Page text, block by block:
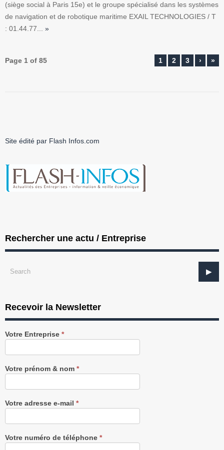
(siège social à Paris 15e) et le groupe spécialisé dans les systèmes
de navigation et de robotique maritime EXAIL TECHNOLOGIES / T
: 01.44.77... »
Page 1 of 85 1 2 3 › »
Site édité par Flash Infos.com
Rechercher une actu / Entreprise
Recevoir la Newsletter
Recevez
notre
gratuitement
Votre Entreprise *
Votre prénom & nom *
Votre adresse e-mail *
Votre numéro de téléphone *